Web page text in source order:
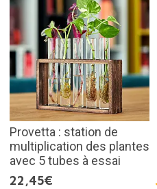
Provetta : station de
multiplication des plantes
avec 5 tubes à essai
22,45€